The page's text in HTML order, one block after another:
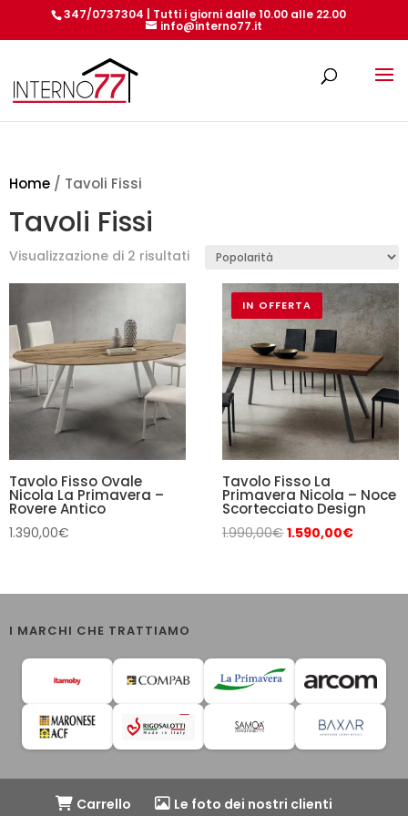
347/0737304 | Tutti i giorni dalle 10.00 alle 22.00
info@interno77.it
Home / Tavoli Fissi
Tavoli Fissi
Visualizzazione di 2 risultatiPopolarità
Tavolo Fisso Ovale
Nicola La Primavera –
Rovere Antico
1.390,00€
IN OFFERTA
Tavolo Fisso La
Primavera Nicola – Noce
Scortecciato Design
1.990,00€Il
era:
1.590,00€Il
è:
I MARCHI CHE TRATTIAMO
Carrello Le foto dei nostri clienti